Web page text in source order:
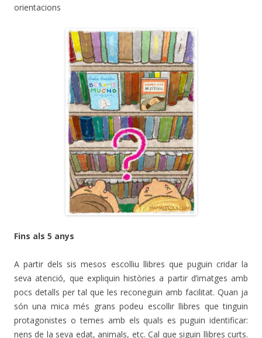
orientacions
Fins als 5 anys
A partir dels sis mesos escolliu llibres que puguin cridar la
seva atenció, que expliquin històries a partir d’imatges amb
pocs detalls per tal que les reconeguin amb facilitat. Quan ja
són una mica més grans podeu escollir llibres que tinguin
protagonistes o temes amb els quals es puguin identificar:
nens de la seva edat, animals, etc. Cal que siguin llibres curts.